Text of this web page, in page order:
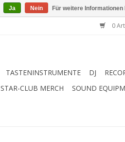
0
TASTENINSTRUMENTE DJ
STAR-CLUB MERCH SOUND
Ja Nein Für weitere